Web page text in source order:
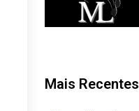
Mais Recentes